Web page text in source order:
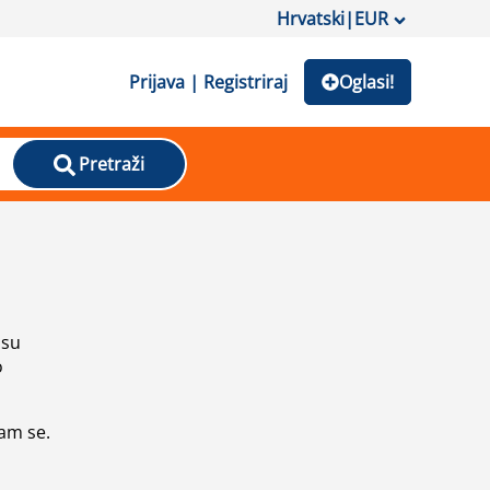
Hrvatski|EUR
Prijava | Registriraj Oglasi!
Pretraži
se.